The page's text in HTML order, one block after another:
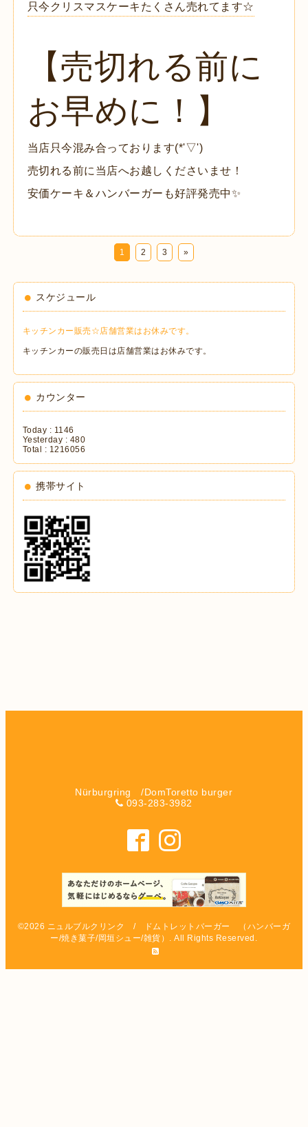
只今クリスマスケーキたくさん売れてます☆
【売切れる前に
お早めに！】
当店只今混み合っております(*'▽')
売切れる前に当店へお越しくださいませ！
安価ケーキ＆ハンバーガーも好評発売中✨
1 2 3 »
スケジュール
キッチンカー販売☆店舗営業はお休みです。
キッチンカーの販売日は店舗営業はお休みです。
カウンター
Today : 1146
Yesterday : 480
Total : 1216056
携帯サイト
Nürburgring /DomToretto burger
093-283-3982
©2026 ニュルブルクリンク / ドムトレットバーガー （ハンバーガ
ー/焼き菓子/岡垣シュー/雑貨）
. All Rights Reserved.